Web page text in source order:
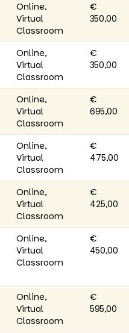
Online,
Virtual
Classroom
€
350,00
Online,
Virtual
Classroom
€
350,00
Online,
Virtual
Classroom
€
695,00
Online,
Virtual
Classroom
€
475,00
Online,
Virtual
Classroom
€
425,00
Online,
Virtual
Classroom
€
450,00
Online,
Virtual
Classroom
€
595,00